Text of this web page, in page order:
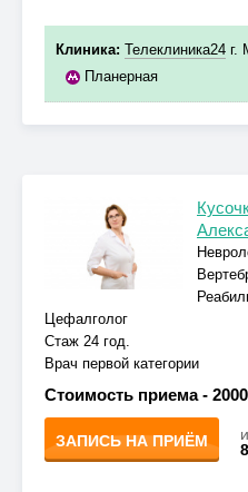
Клиника: Телеклиника24 г.
Планерная
Цефалголог
Стаж 24 год.
Врач первой категории
Стоимость приема -
ЗАПИСЬ НА ПРИЁМ